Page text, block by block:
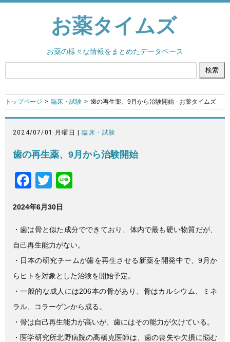
お薬タイムズ
お薬の様々な情報をまとめたデータベース
トップページ 臨床・試験 歯の再生薬、9月から治験開始 - お薬タイムズ
2024/07/01 月曜日 | 臨床・試験
歯の再生薬、9月から治験開始
F
c
e
b
o
o
k
T
tt
er
2024年6月30日
・歯は骨と似た成分でできており、体内で最も硬い物質だが、
自己再生能力がない。
・日本の研究チームが歯を再生させる新薬を開発中で、9月か
らヒトを対象とした治験を開始予定。
・一般的な成人には206本の骨があり、骨はカルシウム、ミネ
ラル、コラーゲンから成る。
・骨は自己再生能力が高いが、歯にはその能力が欠けている。
・医学研究所北野病院の高橋克医師は、歯の喪失や欠損に悩む